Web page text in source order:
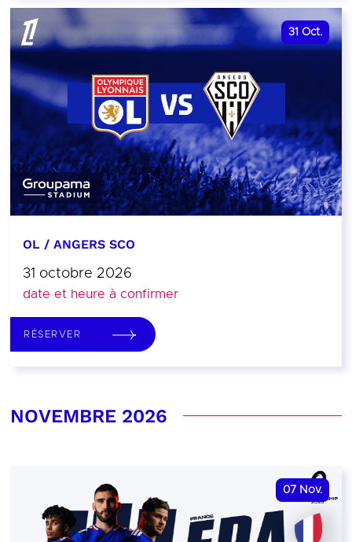
31 Oct.
OL / ANGERS SCO
31 octobre 2026
date et heure à confirmer
RÉSERVER
NOVEMBRE 2026
07 Nov.